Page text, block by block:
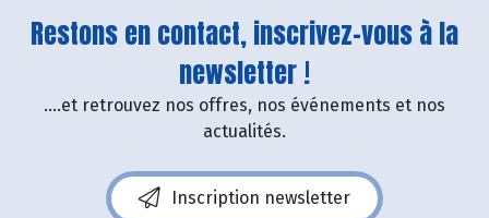
Restons en contact, inscrivez-vous à la
newsletter !
....et retrouvez nos offres, nos événements et nos
actualités.
Inscription newsletter